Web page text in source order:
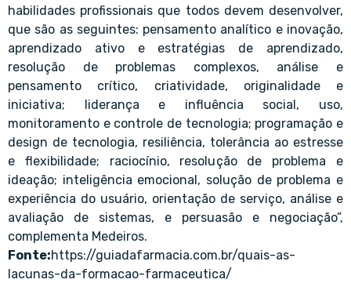
habilidades profissionais que todos devem desenvolver,
que são as seguintes: pensamento analítico e inovação,
aprendizado ativo e estratégias de aprendizado,
resolução de problemas complexos, análise e
pensamento crítico, criatividade, originalidade e
iniciativa; liderança e influência social, uso,
monitoramento e controle de tecnologia; programação e
design de tecnologia, resiliência, tolerância ao estresse
e flexibilidade; raciocínio, resolução de problema e
ideação; inteligência emocional, solução de problema e
experiência do usuário, orientação de serviço, análise e
avaliação de sistemas, e persuasão e negociação”,
complementa Medeiros.
Fonte:https://guiadafarmacia.com.br/quais-as-
lacunas-da-formacao-farmaceutica/